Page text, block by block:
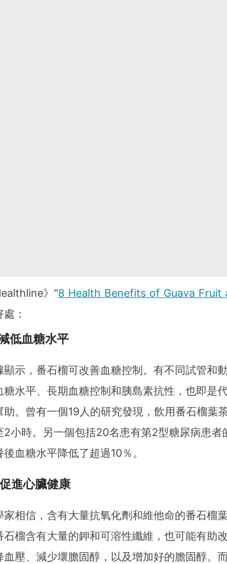
》"8 Health Benefits of Guava Fruit
：
低血糖水平
顯示，番石榴可改善血糖控制。有不同試管和
糖水平、長期血糖控制和胰島素抗性，也即是
助。曾有一個19人的研究發現，飲用番石榴葉
2小時。另一個包括20名患有第2型糖尿病患者
血糖水平降低了超過10％。
進心臟健康
家相信，含有大量抗氧化劑和維他命的番石榴
石榴含有大量的鉀和可溶性纖維，也可能有助
血壓、減少壞膽固醇，以及增加好的膽固醇。